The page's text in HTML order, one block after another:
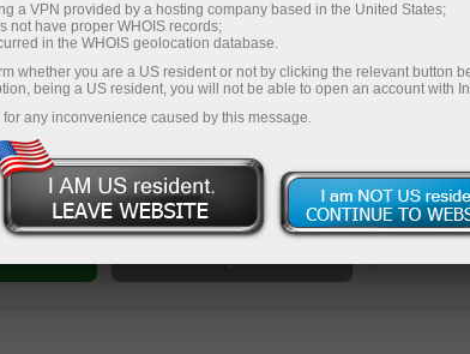
ซื้อขาย
ดต่อการ
มินัลการ
ยแต่ละ
ล่างนี้
มาก
a VPN provided by a hosting company based in the United States;
not have proper WHOIS records;
in the WHOIS geolocation database.
whether you are a US resident or not by clicking the relevant button
being a US resident, you will not be able to open an account with
for any inconvenience caused by this message.